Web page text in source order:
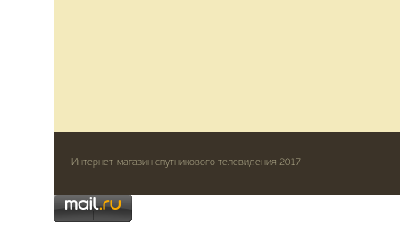
Интернет-магазин спутникового телевидения 2017